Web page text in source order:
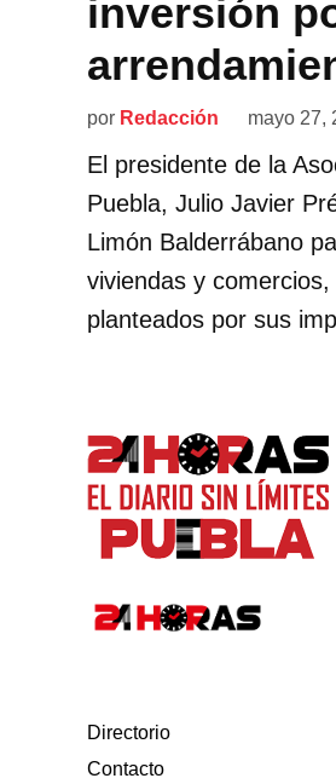
inversión
por Redacción mayo 27,
El presidente de la
Puebla, Julio Javier
Limón Balderrábano
viviendas y
planteados por sus
Directorio
Contacto